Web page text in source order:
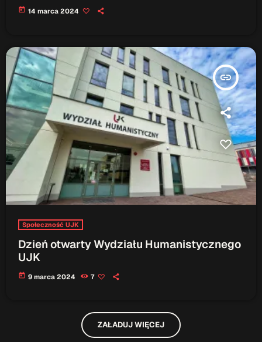
today 14 marca 2024
insert_link
Społeczność UJK
Dzień otwarty Wydziału Humanistycznego
UJK
today 9 marca 2024 7
ZAŁADUJ WIĘCEJ